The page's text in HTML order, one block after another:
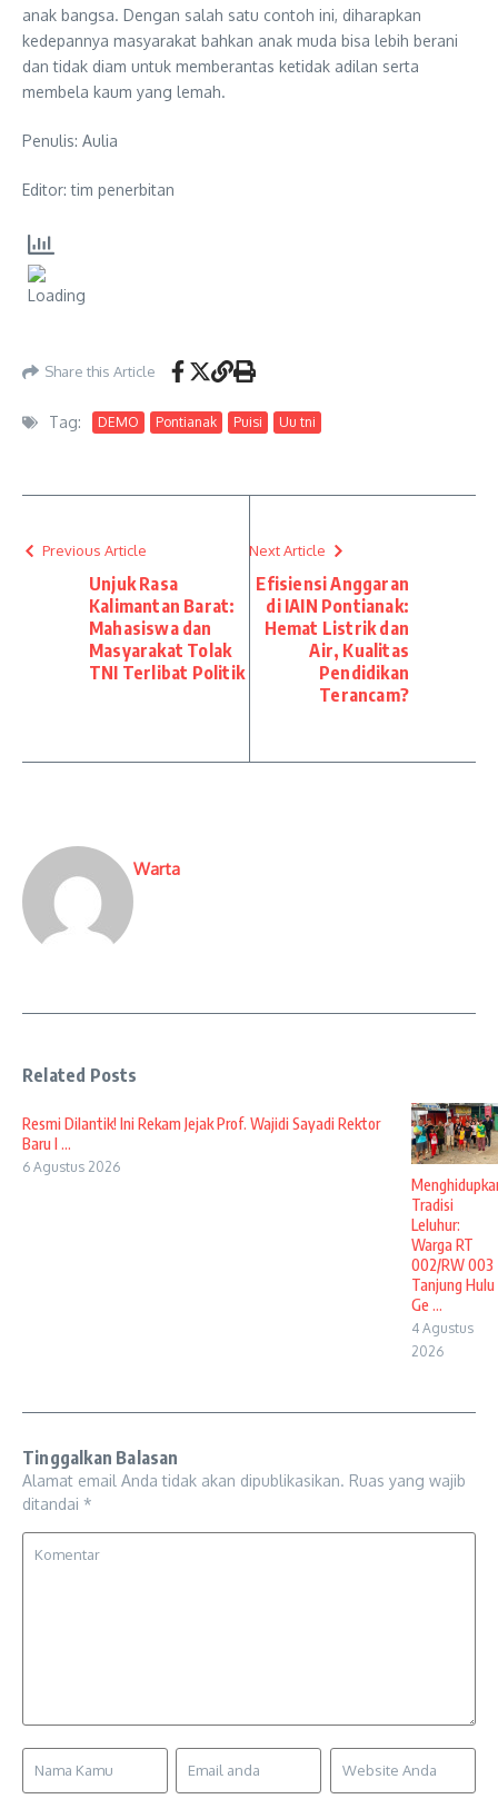
anak bangsa. Dengan salah satu contoh ini, diharapkan
kedepannya masyarakat bahkan anak muda bisa lebih berani
dan tidak diam untuk memberantas ketidak adilan serta
membela kaum yang lemah.
Penulis: Aulia
Editor: tim penerbitan
Share this Article
Tag: DEMO Pontianak Puisi Uu tni
Previous Article
Unjuk Rasa
Kalimantan Barat:
Mahasiswa dan
Masyarakat Tolak
TNI Terlibat Politik
Next Article
Efisiensi Anggaran
di IAIN Pontianak:
Hemat Listrik dan
Air, Kualitas
Pendidikan
Terancam?
Warta
Related Posts
Resmi Dilantik! Ini Rekam Jejak Prof. Wajidi Sayadi Rektor
Baru I ...
6 Agustus 2026
Tradisi
Leluhur:
Warga RT
002/RW 003
Tanjung Hulu
Ge ...
4 Agustus
2026
Tinggalkan Balasan
Alamat email Anda tidak akan dipublikasikan. Ruas yang wajib
ditandai *